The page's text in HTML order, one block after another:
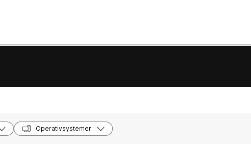
Operativsystemer